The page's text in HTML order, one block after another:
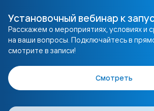
Установочный вебинар к
Расскажем о мероприятиях, условиях и
на ваши вопросы. Подключайтесь в
смотрите в записи!
Смотреть